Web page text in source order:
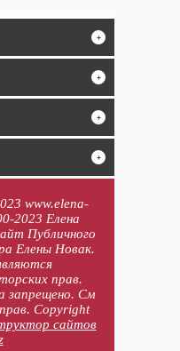
+
+
+
+
www.elena-
2023 Елена
Публичного
Елены Новак.
прав.
запрещено. См
Copyright
сайтов